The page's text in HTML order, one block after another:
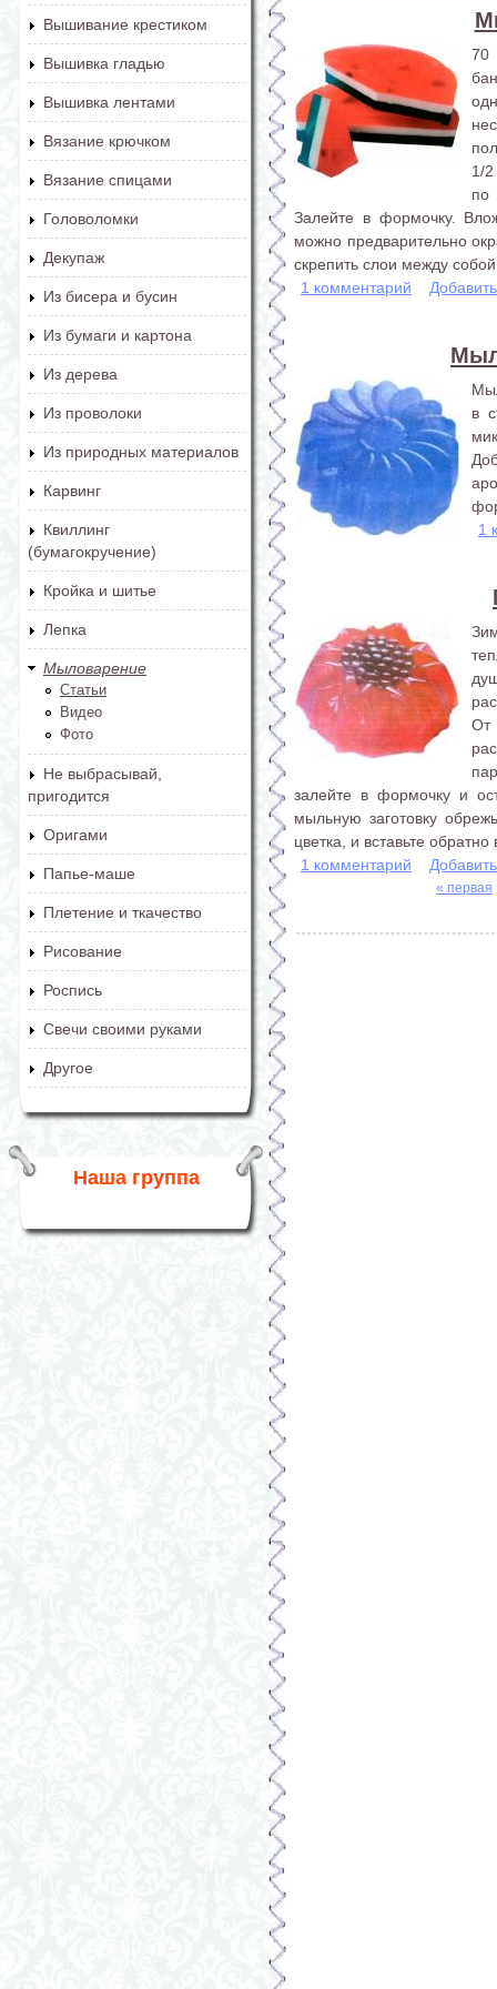
Вышивание крестиком
Вышивка гладью
Вышивка лентами
Вязание крючком
Вязание спицами
Головоломки
Декупаж
Из бисера и бусин
Из бумаги и картона
Из дерева
Из проволоки
Из природных материалов
Карвинг
Квиллинг
(бумагокручение)
Кройка и шитье
Лепка
Мыловарение
Статьи
Видео
Фото
Не выбрасывай,
пригодится
Оригами
Папье-маше
Плетение и ткачество
Рисование
Роспись
Свечи своими руками
Другое
Наша группа
70
1/
по
Залейте в формочку.
можно предварительно
скрепить слои между
1 комментарий
в
1
От
залейте в формочку и
мыльную заготовку
цветка, и вставьте обратно
1 комментарий
Страницы
« первая